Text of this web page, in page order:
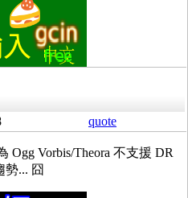
quote
Ogg Vorbis/Theora 不支援 DR
... 囧